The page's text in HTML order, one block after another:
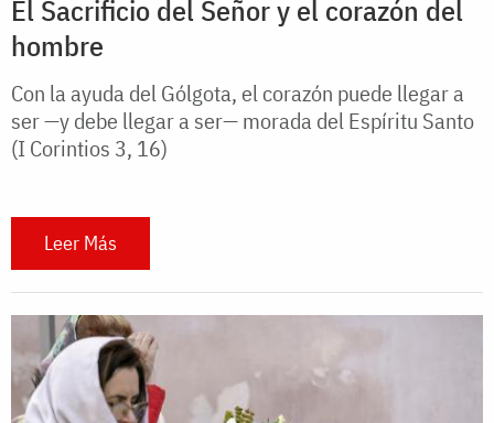
El Sacrificio del Señor y el corazón del
hombre
Con la ayuda del Gólgota, el corazón puede llegar a
ser —y debe llegar a ser— morada del Espíritu Santo
(I Corintios 3, 16)
Leer Más